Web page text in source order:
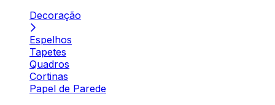
Decoração
Espelhos
Tapetes
Quadros
Cortinas
Papel de Parede